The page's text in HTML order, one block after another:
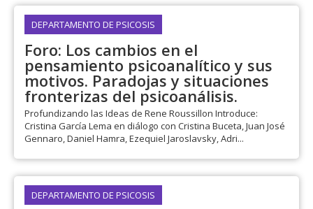
DEPARTAMENTO DE PSICOSIS
Foro: Los cambios en el
pensamiento psicoanalítico y sus
motivos. Paradojas y situaciones
fronterizas del psicoanálisis.
Profundizando las Ideas de Rene Roussillon Introduce:
Cristina García Lema en diálogo con Cristina Buceta, Juan José
Gennaro, Daniel Hamra, Ezequiel Jaroslavsky, Adri...
DEPARTAMENTO DE PSICOSIS